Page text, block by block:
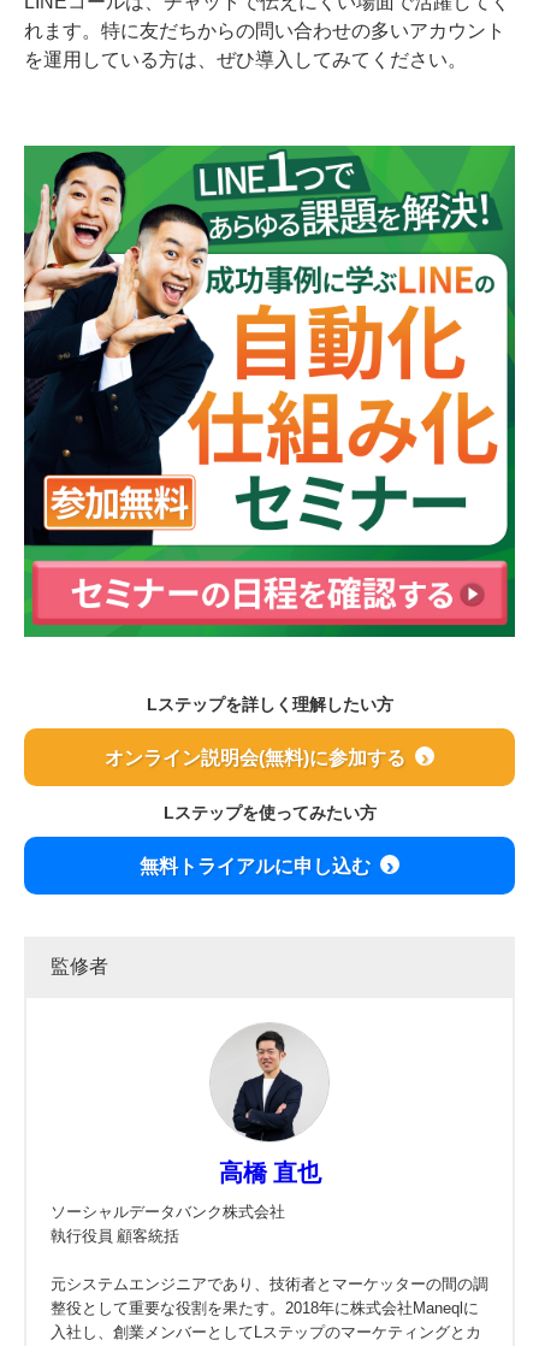
れます。特に友だちからの問い合わせの多いアカウント
を運用している方は、ぜひ導入してみてください。
Lステップを詳しく理解したい方
オンライン説明会(無料)に参加する
Lステップを使ってみたい方
無料トライアルに申し込む
監修者
高橋 直也
ソーシャルデータバンク株式会社
執行役員 顧客統括
元システムエンジニアであり、技術者とマーケッターの間の調
整役として重要な役割を果たす。2018年に株式会社Maneqlに
入社し、創業メンバーとしてLステップのマーケティングとカ